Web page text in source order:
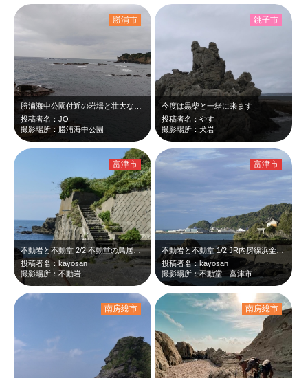
投稿者名：JO
撮影場所：勝浦海中公園
勝浦市
今度は黒柴と一緒に来ます
投稿者名：やす
撮影場所：犬岩
銚子市
不動岩と不動堂 2/2 不動堂の鳥居とレール。 造船所があったときの名残…
投稿者名：kayosan
撮影場所：不動岩
富津市
不動岩と不動堂 1/2 JR内房線浜金谷駅から保田方面へ20分ほど歩いたと…
投稿者名：kayosan
撮影場所：不動堂 富津市
富津市
南房総市 南房総市